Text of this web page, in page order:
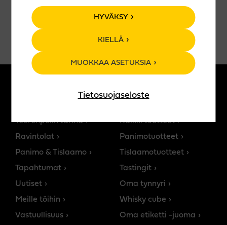
HYVÄKSY
KIELLÄ
MUOKKAA ASETUKSIA
Tietosuojaseloste
Teerenpelin tarina
Ravintolat
Panimo & Tislaamo
Tapahtumat
Uutiset
Meille töihin
Vastuullisuus
TUOTTEET
Kaikki tuotteet
Panimotuotteet
Tislaamotuotteet
Tastingit
Oma tynnyri
Whisky cube
Oma etiketti -juoma